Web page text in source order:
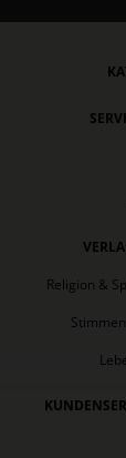
Religion &